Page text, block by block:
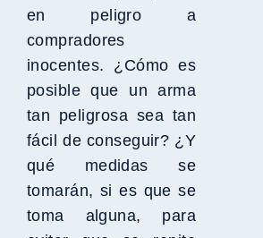
en peligro a
compradores
inocentes. ¿Cómo es
posible que un arma
tan peligrosa sea tan
fácil de conseguir? ¿Y
qué medidas se
tomarán, si es que se
toma alguna, para